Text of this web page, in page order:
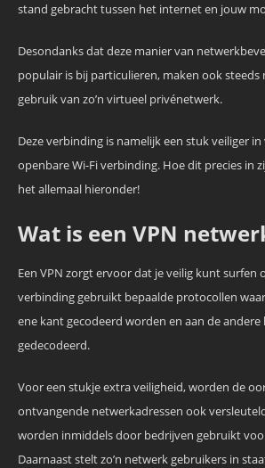
stand gebracht tussen het internet en jouw
Desondanks dat deze manier van
populair is bij particulieren, maken ook steeds
gebruik van zo’n virtueel privénetwerk.
Deze verbinding is namelijk een stuk veiliger
openbare Wi-Fi verbinding. Hoe dit precies in
het allemaal hieronder!
Wat is een VPN
Een VPN zorgt ervoor dat je veilig kunt surfen
verbinding gebruikt bepaalde protocollen
ene kant gecodeerd worden en aan de andere
gedecodeerd.
Voor een stukje extra veiligheid, worden de
ontvangende netwerkadressen ook
worden inmiddels door bedrijven gebruikt
Daarnaast stelt zo’n netwerk gebruikers in